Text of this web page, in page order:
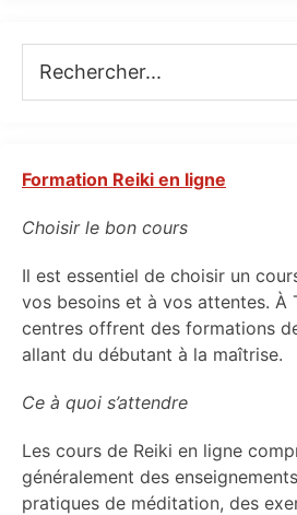
Formation Reiki en ligne
Choisir le bon cours
Il est essentiel de choisir un
vos besoins et à vos attentes. À
centres offrent des formations
allant du débutant à la maîtrise.
Ce à quoi s’attendre
Les cours de Reiki en ligne
généralement des
pratiques de méditation, des